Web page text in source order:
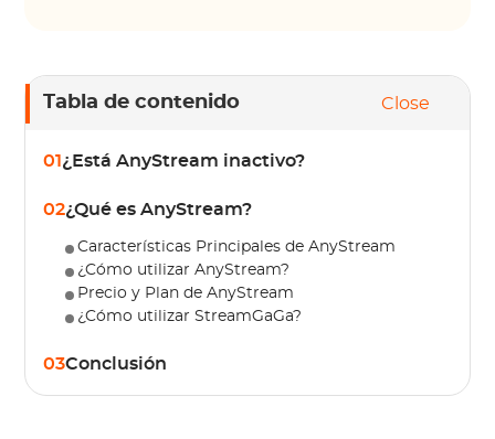
Tabla de contenido Close
01 ¿Está AnyStream inactivo?
02¿Qué es AnyStream?
Características Principales de AnyStream
¿Cómo utilizar AnyStream?
Precio y Plan de AnyStream
¿Cómo utilizar StreamGaGa?
03Conclusión